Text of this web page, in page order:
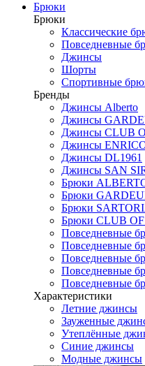
Брюки
Брюки
Классические
Повседневные
Джинсы
Шорты
Спортивные
Бренды
Джинсы Alberto
Джинсы
Джинсы CLUB
Джинсы
Джинсы DL1961
Джинсы SAN
Брюки
Брюки
Брюки
Брюки CLUB
Повседневные
Повседневные
Повседневные
Повседневные
Повседневные
Характеристики
Летние джинсы
Зауженные
Утеплённые
Синие джинсы
Модные джинсы